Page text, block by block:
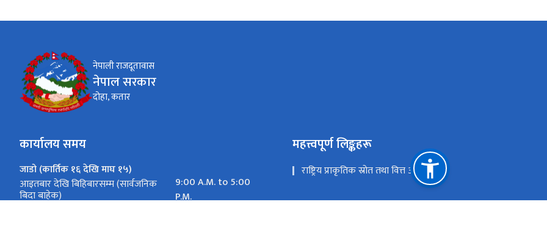
नेपाली राजदूतावास
नेपाल सरकार
दोहा, कतार
कार्यालय समय
जाडो (कार्तिक १६ देखि माघ १५)
आइतबार देखि बिहिबारसम्म (सार्वजनिक
बिदा बाहेक)
9:00 A.M. to 5:00
P.M.
महत्त्वपूर्ण लिङ्कहरू
राष्ट्रिय प्राकृतिक स्रोत तथा वित्त आयोग